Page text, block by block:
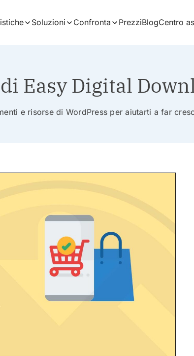
Soluzioni Confronta PrezziBlogCentro
Easy Digital
e risorse di WordPress per aiutarti a far